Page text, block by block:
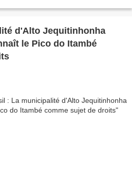
d'Alto Jequitinhonha
le Pico do Itambé